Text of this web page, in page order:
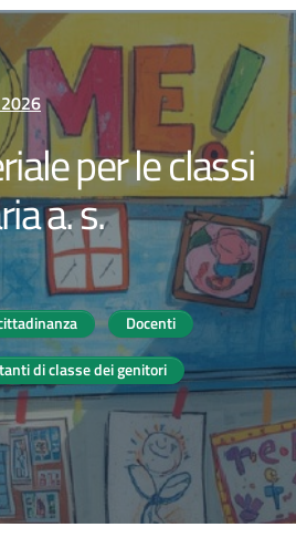
per le classi
a. s.
Docenti
di classe dei genitori